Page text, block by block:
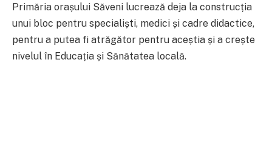
Primăria orașului Săveni lucrează deja la construcția
unui bloc pentru specialiști, medici și cadre didactice,
pentru a putea fi atrăgător pentru aceștia și a crește
nivelul în Educația și Sănătatea locală.